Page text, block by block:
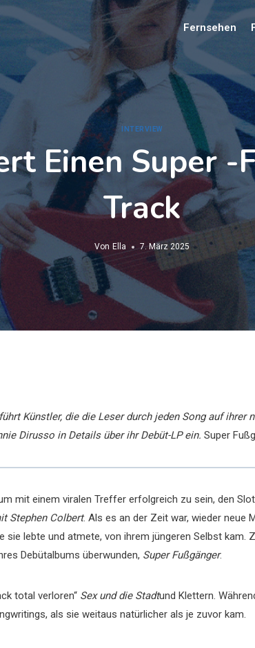
Fernsehen
INTERVIEW
Einen Super
Track
Von Ella 7. März 2025
Künstler, die die Leser durch jeden Song auf ihrer
Dirusso in Details über ihr Debüt-LP ein. Super
mit einem viralen Treffer erfolgreich zu sein, den
Stephen Colbert. Als es an der Zeit war, wieder neue
sie lebte und atmete, von ihrem jüngeren Selbst kam.
Debütalbums überwunden, Super Fußgänger.
total verloren“ Sex und die Stadtund Klettern.
als sie weitaus natürlicher als je zuvor kam.